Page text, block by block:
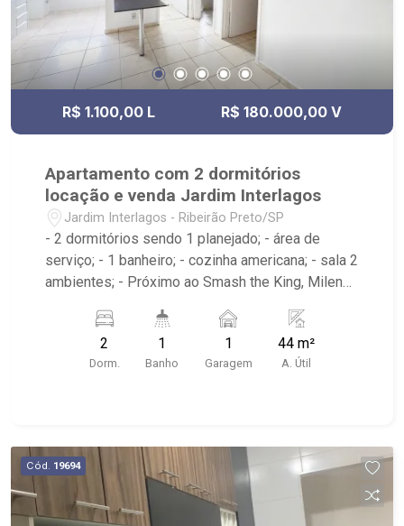
R$ 1.100,00 L R$ 180.000,00 V
Apartamento com 2 dormitórios
locação e venda Jardim Interlagos
Jardim Interlagos - Ribeirão Preto/SP
- 2 dormitórios sendo 1 planejado; - área de
serviço; - 1 banheiro; - cozinha americana; - sala 2
ambientes; - Próximo ao Smash the King, Milena
2
Dorm.
1
Banho
1
Garagem
44 m²
A. Útil
Cód. 19694